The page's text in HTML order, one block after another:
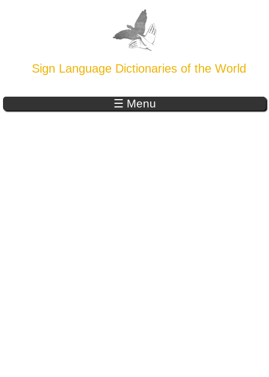
Sign Language Dictionaries of the World
☰ Menu